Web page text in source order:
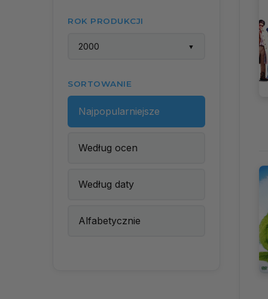
ROK PRODUKCJI
2000 ▼
SORTOWANIE
Najpopularniejsze
Według ocen
Według daty
Alfabetycznie